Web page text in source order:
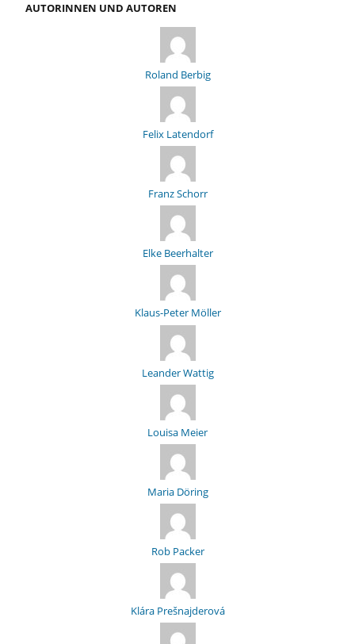
AUTORINNEN UND AUTOREN
Roland Berbig
Felix Latendorf
Franz Schorr
Elke Beerhalter
Klaus-Peter Möller
Leander Wattig
Louisa Meier
Maria Döring
Rob Packer
Klára Prešnajderová